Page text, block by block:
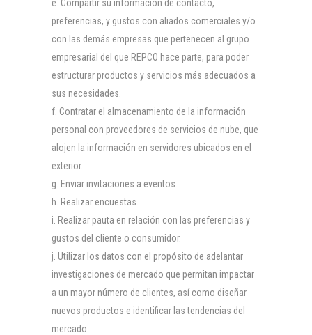
Compartir su información de contacto,
preferencias, y gustos con aliados comerciales y/o
con las demás empresas que pertenecen al grupo
empresarial del que REPCO hace parte, para poder
estructurar productos y servicios más adecuados a
sus necesidades.
Contratar el almacenamiento de la información
personal con proveedores de servicios de nube, que
alojen la información en servidores ubicados en el
exterior.
Enviar invitaciones a eventos.
Realizar encuestas.
Realizar pauta en relación con las preferencias y
gustos del cliente o consumidor.
Utilizar los datos con el propósito de adelantar
investigaciones de mercado que permitan impactar
a un mayor número de clientes, así como diseñar
nuevos productos e identificar las tendencias del
mercado.